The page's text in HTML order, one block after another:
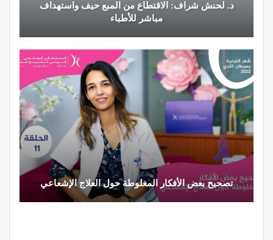
د. لحنش شراف: الاقتطاع من المبع حيف واستهداف
مباشر للأطباء
تصحيح بعض الأفكار المغلوطة حول العلاج الإشعاعي